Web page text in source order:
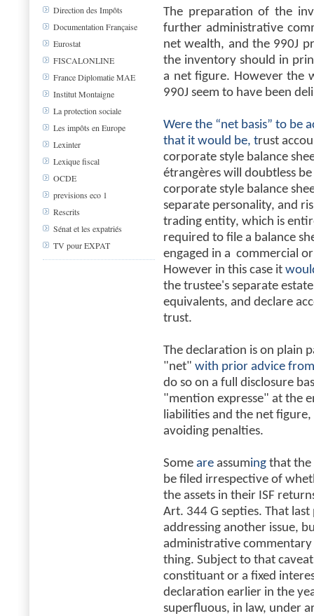
Direction des Impôts
Documentation Française
Eurostat
FISCALONLINE
France Diplomatie MAE
Institut Montaigne
La protection sociale
Les impôts en Europe
Lexinter
Lexique fiscal
OCDE
previsions eco 1
Rescrits
Sénat et les expatriés
TV pour EXPAT
The preparation of the
further administrative
net wealth, and the 990J
the inventory should in
a net figure. However the
990J seem to have been
Were the “net basis” to be
that it would be, trust
corporate style balance
étrangères will doubtless
corporate style balance
separate personality, and
trading entity, which is
required to file a balance
engaged in a commercial
However in this case it
the trustee's separate
equivalents, and declare
trust.
The declaration is on plain
"net" with prior advice
do so on a full disclosure
"mention expresse" at the
liabilities and the net
avoiding penalties.
Some are assuming that the
be filed irrespective of
the assets in their ISF
Art. 344 G septies. That
addressing another issue,
administrative
thing. Subject to that
constituant or a fixed
declaration earlier in the
superfluous, in law, under